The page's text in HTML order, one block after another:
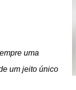
uma
um jeito único